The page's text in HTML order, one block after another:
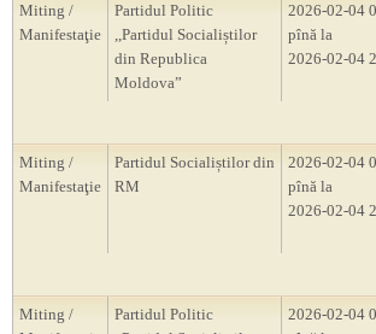
Miting /
Manifestaţie
Partidul Politic
,,Partidul Socialiștilor
din Republica
Moldova”
2026-02-04
pînă la
2026-02-04
Miting /
Manifestaţie
Partidul Socialiștilor din
RM
2026-02-04
pînă la
2026-02-04
Miting /
Partidul Politic
2026-02-04